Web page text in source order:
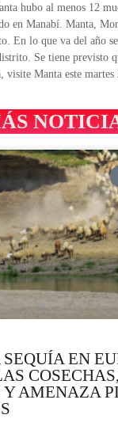
hubo al menos 12
en Manabí. Manta,
En lo que va del año
Se tiene previsto
Manta este martes
EN
AMENAZA